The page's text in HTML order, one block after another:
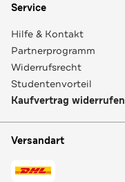
Service
Hilfe & Kontakt
Partnerprogramm
Widerrufsrecht
Studentenvorteil
Kaufvertrag widerrufen
Versandart